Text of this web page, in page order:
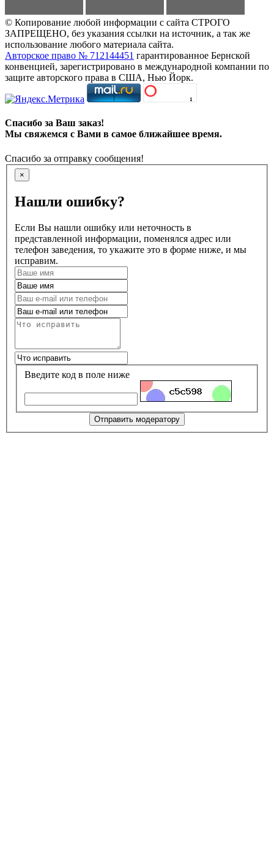
© Копирование любой информации с сайта СТРОГО
ЗАПРЕЩЕНО, без указания ссылки на источник, а так же
использование любого материала сайта.
Авторское право № 712144451 гарантированное Бернской
конвенцией, зарегистрировано в международной компании по
защите авторского права в США, Нью Йорк.
Спасибо за Ваш заказ!
Мы свяжемся с Вами в самое ближайшее время.
Спасибо за отправку сообщения!
×
Нашли ошибку?
Если Вы нашли ошибку или неточность в
представленной информации, поменялся адрес или
телефон заведения, то укажите это в форме ниже, и мы
исправим.
Введите код в поле ниже
Отправить модератору